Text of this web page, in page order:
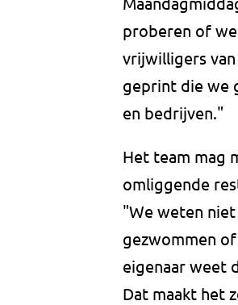
proberen of
vrijwilligers
geprint die we
en bedrijven."
Het team mag
omliggende
"We weten
gezwommen
eigenaar weet
Dat maakt het